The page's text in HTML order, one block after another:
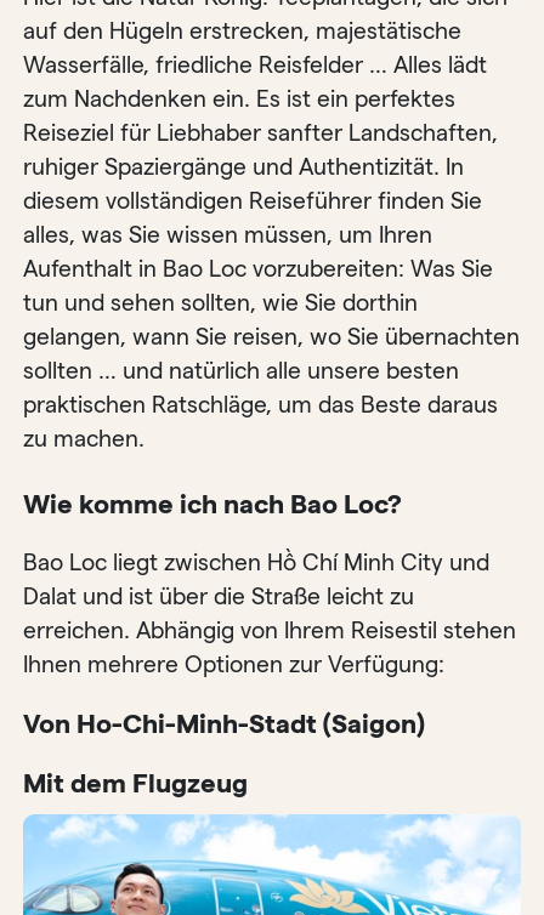
auf den Hügeln erstrecken, majestätische
Wasserfälle, friedliche Reisfelder … Alles lädt
zum Nachdenken ein. Es ist ein perfektes
Reiseziel für Liebhaber sanfter Landschaften,
ruhiger Spaziergänge und Authentizität. In
diesem vollständigen Reiseführer finden Sie
alles, was Sie wissen müssen, um Ihren
Aufenthalt in Bao Loc vorzubereiten: Was Sie
tun und sehen sollten, wie Sie dorthin
gelangen, wann Sie reisen, wo Sie übernachten
sollten … und natürlich alle unsere besten
praktischen Ratschläge, um das Beste daraus
zu machen.
Wie komme ich nach Bao Loc?
Bao Loc liegt zwischen Hồ Chí Minh City und
Dalat und ist über die Straße leicht zu
erreichen. Abhängig von Ihrem Reisestil stehen
Ihnen mehrere Optionen zur Verfügung:
Von Ho-Chi-Minh-Stadt (Saigon)
Mit dem Flugzeug